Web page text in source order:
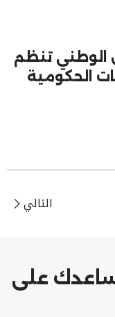
الوطني تنظم
الحكومية
التالي
على